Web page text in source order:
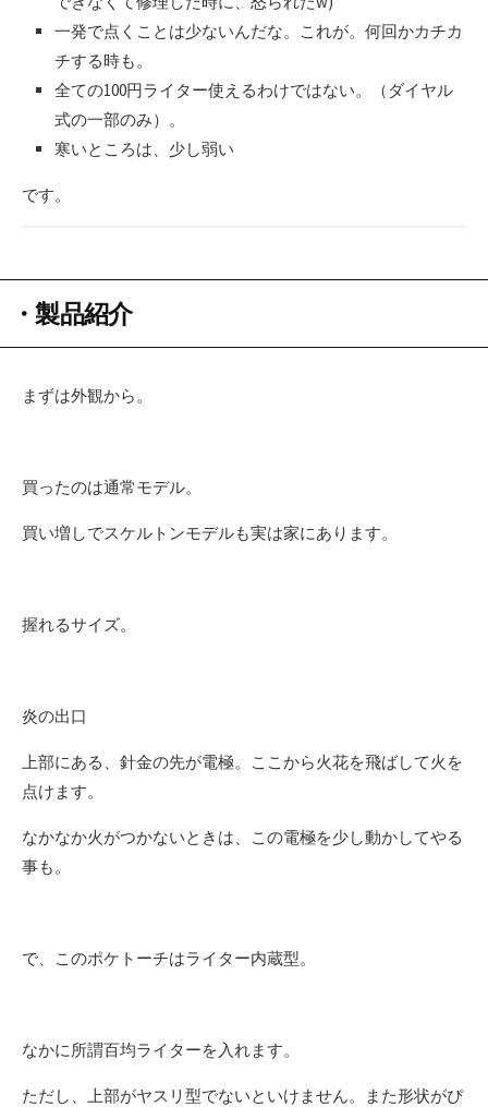
一発で点くことは少ないんだな。これが。何回かカチカ
チする時も。
全ての100円ライター使えるわけではない。（ダイヤル
式の一部のみ）。
寒いところは、少し弱い
です。
・製品紹介
まずは外観から。
買ったのは通常モデル。
買い増しでスケルトンモデルも実は家にあります。
握れるサイズ。
炎の出口
上部にある、針金の先が電極。ここから火花を飛ばして火を
点けます。
なかなか火がつかないときは、この電極を少し動かしてやる
事も。
で、このポケトーチはライター内蔵型。
なかに所謂百均ライターを入れます。
ただし、上部がヤスリ型でないといけません。また形状がぴ